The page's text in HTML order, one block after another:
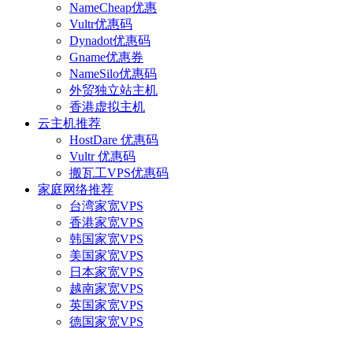
NameCheap优惠
Vultr优惠码
Dynadot优惠码
Gname优惠券
NameSilo优惠码
外贸独立站主机
香港虚拟主机
云主机推荐
HostDare 优惠码
Vultr 优惠码
搬瓦工VPS优惠码
家庭网络推荐
台湾家宽VPS
香港家宽VPS
韩国家宽VPS
美国家宽VPS
日本家宽VPS
越南家宽VPS
英国家宽VPS
德国家宽VPS